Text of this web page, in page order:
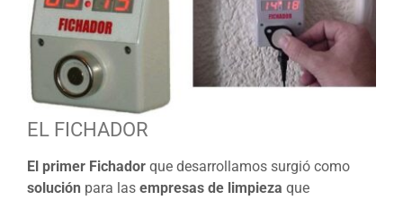
grande
EL FICHADOR
El primer Fichador que desarrollamos surgió como
solución para las empresas de limpieza que